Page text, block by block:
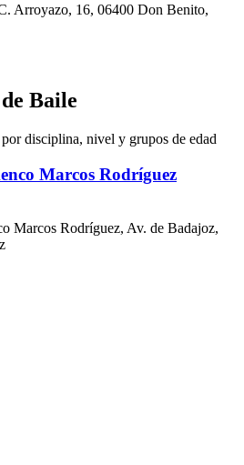
Arroyazo, 16, 06400 Don Benito,
Baile
disciplina, nivel y grupos de edad
Marcos Rodríguez
Marcos Rodríguez, Av. de Badajoz,